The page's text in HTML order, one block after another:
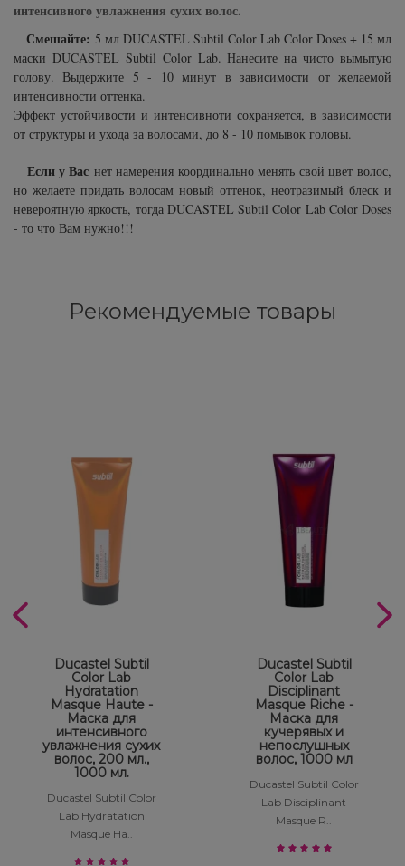
интенсивного увлажнения сухих волос.
Смешайте: 5 мл DUCASTEL Subtil Color Lab Color Doses + 15 мл
маски DUCASTEL Subtil Color Lab. Нанесите на чисто вымытую
голову. Выдержите 5 - 10 минут в зависимости от желаемой
интенсивности оттенка.
Эффект устойчивости и интенсивноти сохраняется, в зависимости
от структуры и ухода за волосами, до 8 - 10 помывок головы.
Если у Вас нет намерения координально менять свой цвет волос,
но желаете придать волосам новый оттенок, неотразимый блеск и
невероятную яркость, тогда DUCASTEL Subtil Color Lab Color Doses
- то что Вам нужно!!!
Рекомендуемые товары
Ducastel Subtil
Color Lab
Hydratation
Masque Haute -
Маска для
интенсивного
увлажнения сухих
волос, 200 мл.,
1000 мл.
Ducastel Subtil Color
Lab Hydratation
Masque Ha..
Ducastel Subtil
Color Lab
Disciplinant
Masque Riche -
Маска для
кучерявых и
непослушных
волос, 1000 мл
Ducastel Subtil Color
Lab Disciplinant
Masque R..